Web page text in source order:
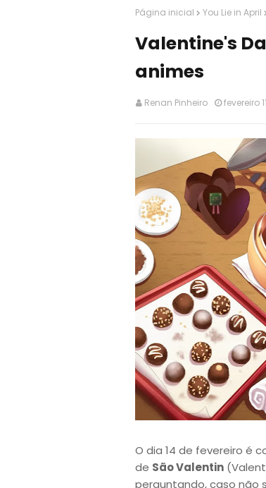
Página inicial You Lie in April
Valentine's
animes
Renan Pinheiro fevereiro
O dia 14 de fevereiro é
de São Valentin
perguntando, caso não